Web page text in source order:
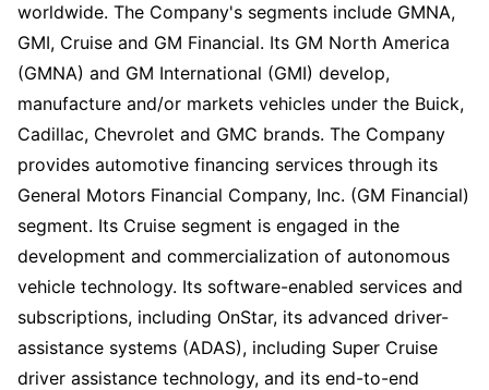
worldwide. The Company's segments include GMNA,
GMI, Cruise and GM Financial. Its GM North America
(GMNA) and GM International (GMI) develop,
manufacture and/or markets vehicles under the Buick,
Cadillac, Chevrolet and GMC brands. The Company
provides automotive financing services through its
General Motors Financial Company, Inc. (GM Financial)
segment. Its Cruise segment is engaged in the
development and commercialization of autonomous
vehicle technology. Its software-enabled services and
subscriptions, including OnStar, its advanced driver-
assistance systems (ADAS), including Super Cruise
driver assistance technology, and its end-to-end